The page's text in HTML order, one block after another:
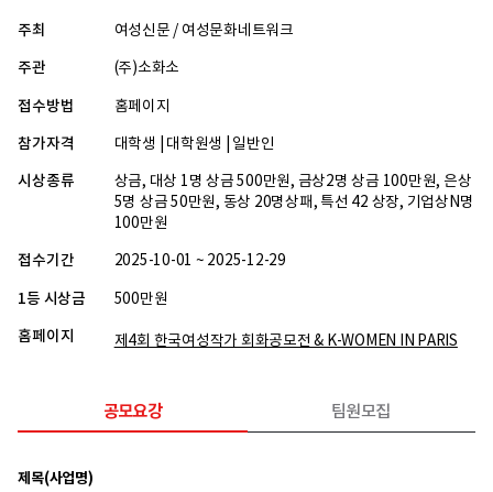
주최 여성신문 / 여성문화네트워크
주관 (주)소화소
접수방법 홈페이지
참가자격 대학생 | 대학원생 | 일반인
시상종류
상금, 대상 1명 상금 500만원, 금상2명 상금 100만원, 은상
5명 상금 50만원, 동상 20명상패, 특선 42 상장, 기업상N명
100만원
접수기간 2025-10-01 ~ 2025-12-29
1등 시상금 500만원
홈페이지 제4회 한국여성작가 회화공모전 & K-WOMEN IN PARIS
공모요강 팀원모집
제목(사업명)